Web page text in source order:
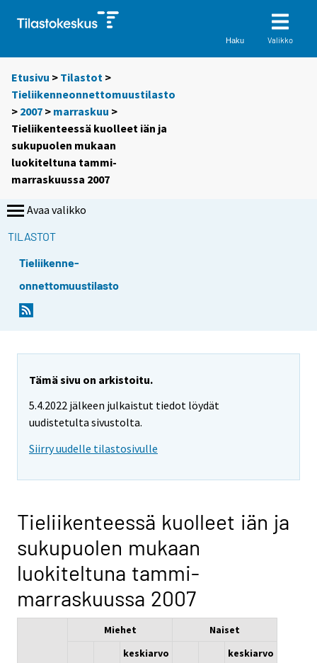
Haku Valikko
Etusivu > Tilastot >
Tieliikenneonnettomuustilasto
> 2007 > marraskuu >
Tieliikenteessä kuolleet iän ja
sukupuolen mukaan
luokiteltuna tammi-
marraskuussa 2007
Avaa valikko
TILASTOT
Tieliikenne-
onnettomuustilasto
Tämä sivu on arkistoitu.
5.4.2022 jälkeen julkaistut tiedot löydät
uudistetulta sivustolta.
Siirry uudelle tilastosivulle
Tieliikenteessä kuolleet iän ja
sukupuolen mukaan
luokiteltuna tammi-
marraskuussa 2007
Miehet Naiset
keskiarvo
keskiarvo